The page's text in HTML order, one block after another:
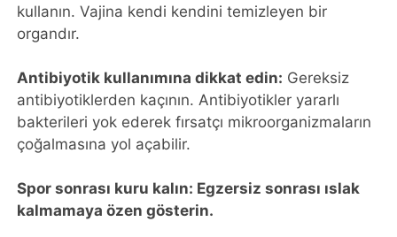
kullanın. Vajina kendi kendini temizleyen bir
organdır.
Antibiyotik kullanımına dikkat edin: Gereksiz
antibiyotiklerden kaçının. Antibiyotikler yararlı
bakterileri yok ederek fırsatçı mikroorganizmaların
çoğalmasına yol açabilir.
Spor sonrası kuru kalın: Egzersiz sonrası ıslak
kalmamaya özen gösterin.